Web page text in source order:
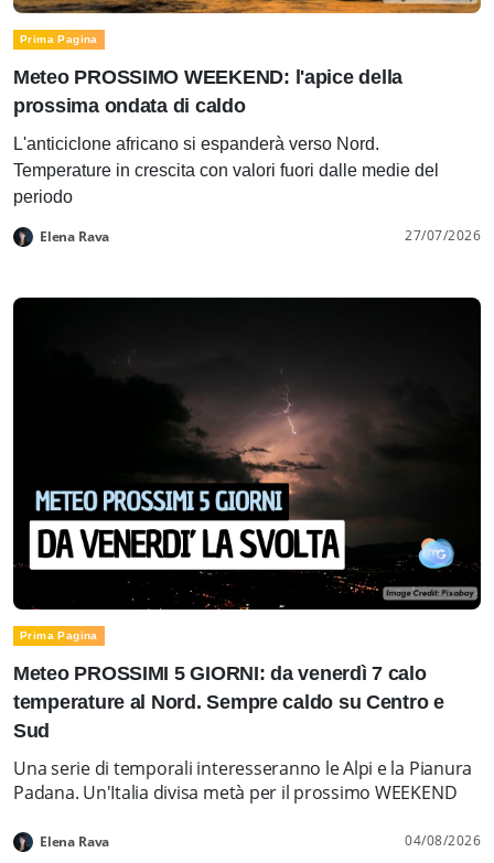
Prima Pagina
Meteo PROSSIMO WEEKEND: l'apice della
prossima ondata di caldo
L'anticiclone africano si espanderà verso Nord.
Temperature in crescita con valori fuori dalle medie del
periodo
Elena Rava 27/07/2026
Prima Pagina
Meteo PROSSIMI 5 GIORNI: da venerdì 7 calo
temperature al Nord. Sempre caldo su Centro e
Sud
Una serie di temporali interesseranno le Alpi e la Pianura
Padana. Un'Italia divisa metà per il prossimo WEEKEND
Elena Rava 04/08/2026